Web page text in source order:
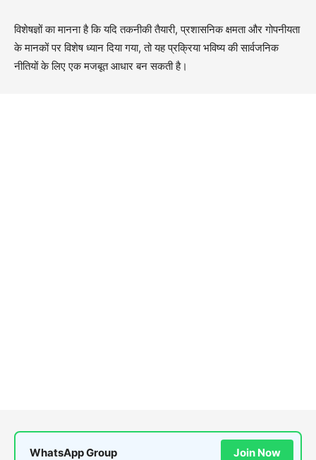
विशेषज्ञों का मानना है कि यदि तकनीकी तैयारी, प्रशासनिक क्षमता और गोपनीयता
के मानकों पर विशेष ध्यान दिया गया, तो यह प्रक्रिया भविष्य की सार्वजनिक
नीतियों के लिए एक मजबूत आधार बन सकती है।
WhatsApp Group Join Now